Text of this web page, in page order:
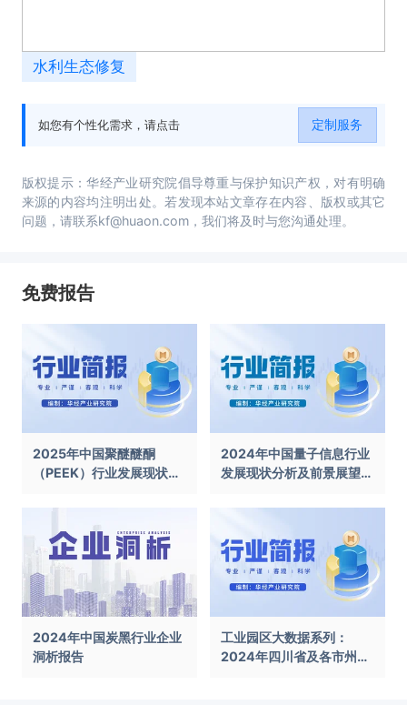
水利生态修复
如您有个性化需求，请点击 定制服务
版权提示：华经产业研究院倡导尊重与保护知识产权，对有明确
来源的内容均注明出处。若发现本站文章存在内容、版权或其它
问题，请联系kf@huaon.com，我们将及时与您沟通处理。
免费报告
2025年中国聚醚醚酮
（PEEK）行业发展现状及
2024年中国量子信息行业
发展现状分析及前景展望报
2024年中国炭黑行业企业
洞析报告
工业园区大数据系列：
2024年四川省及各市州工